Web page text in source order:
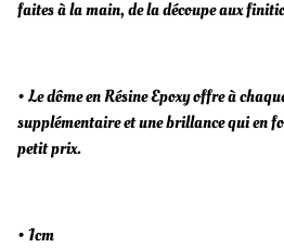
faites à la main, de la découpe aux
• Le dôme en Résine Epoxy offre à
supplémentaire et une brillance qui en
petit prix.
• 1cm